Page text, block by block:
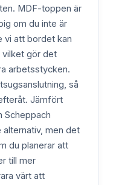
MDF-toppen är
om du inte är
vi att bordet kan
vilket gör det
arbetsstycken.
så
Jämfört
Scheppach
men det
du planerar att
till mer
värt att